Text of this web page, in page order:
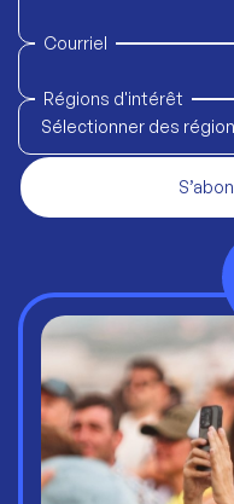
Courriel
Régions d'intérêt
Sélectionner des